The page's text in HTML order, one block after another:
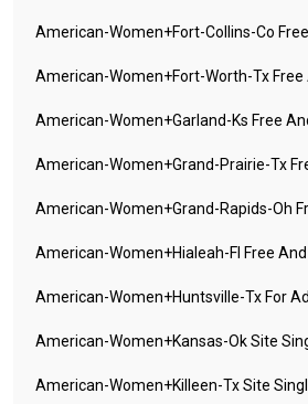
American-Women+fort-Collins-Co
American-Women+fort-Worth-Tx Free
American-Women+garland-Ks Free
American-Women+grand-Prairie-Tx
American-Women+grand-Rapids-Oh
American-Women+hialeah-Fl Free
American-Women+huntsville-Tx For
American-Women+kansas-Ok Site
American-Women+killeen-Tx Site